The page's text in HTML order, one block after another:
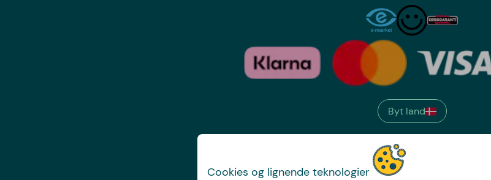
Cookies og lignende teknologier
Byt land